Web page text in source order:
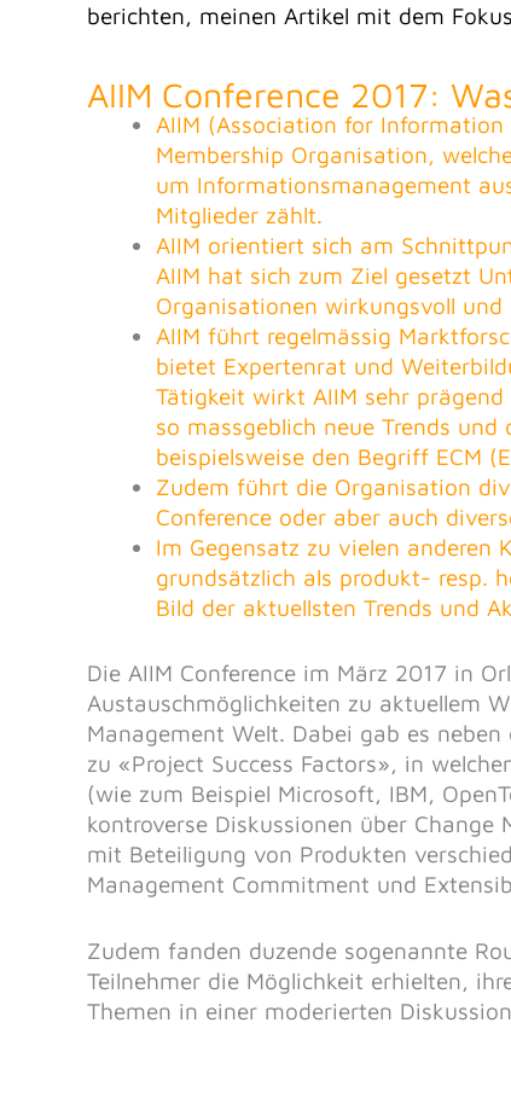
berichten, meinen Artikel mit dem
AIIM Conference 2017:
AIIM (Association for
Membership Organisation,
um Informationsmanagement
Mitglieder zählt.
AIIM orientiert sich am
AIIM hat sich zum Ziel gesetzt
Organisationen wirkungsvoll
AIIM führt regelmässig
bietet Expertenrat und
Tätigkeit wirkt AIIM sehr
so massgeblich neue Trends
beispielsweise den Begriff ECM
Zudem führt die Organisation
Conference oder aber auch
Im Gegensatz zu vielen anderen
grundsätzlich als produkt- resp.
Bild der aktuellsten Trends und
Die AIIM Conference im März 2017 in
Austauschmöglichkeiten zu aktuellem
Management Welt. Dabei gab es
zu «Project Success Factors», in
(wie zum Beispiel Microsoft, IBM,
kontroverse Diskussionen über Change
mit Beteiligung von Produkten
Management Commitment und
Zudem fanden duzende sogenannte
Teilnehmer die Möglichkeit erhielten,
Themen in einer moderierten